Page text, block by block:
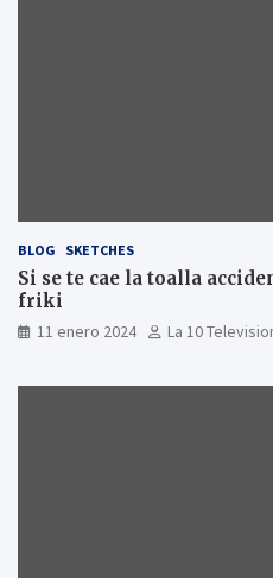
BLOG SKETCHES
Si se te cae la toalla
friki
11 enero 2024 La 10